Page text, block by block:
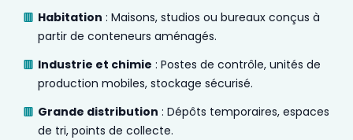
Habitation : Maisons, studios ou bureaux conçus à
partir de conteneurs aménagés.
Industrie et chimie : Postes de contrôle, unités de
production mobiles, stockage sécurisé.
Grande distribution : Dépôts temporaires, espaces
de tri, points de collecte.